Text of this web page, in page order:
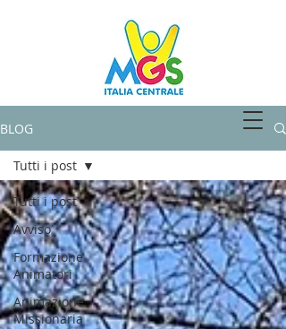
BLOG
Tutti i post
Avviso
Formazione
Animatori
Animazione
Missionaria
Tutti i post